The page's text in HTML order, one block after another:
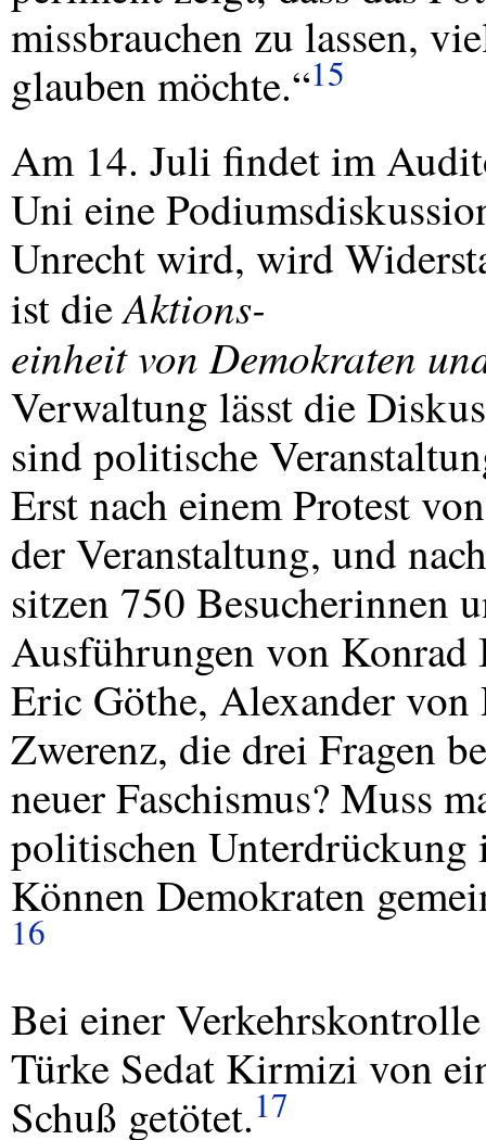
missbrauchen zu lassen,
glauben möchte.“15
Am 14. Juli findet im
Uni eine
Unrecht wird, wird
ist dieAktions-
einheit von Demokraten
Verwaltung lässt die
sind politische
Erst nach einem Protest
der Veranstaltung, und
sitzen 750 Besucherinnen
Ausführungen von Konrad
Eric Göthe, Alexander
Zwerenz, die drei Fragen
neuer Faschismus? Muss
politischen
Können Demokraten
16
Bei einer
Türke Sedat Kirmizi von
Schuß getötet.17